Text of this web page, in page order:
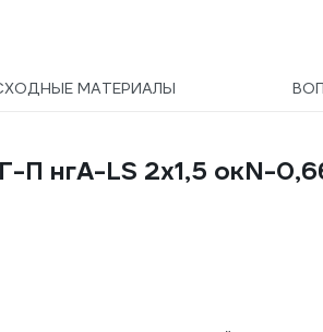
МАТЕРИАЛЫ
П нгА-LS 2х1,5 окN-